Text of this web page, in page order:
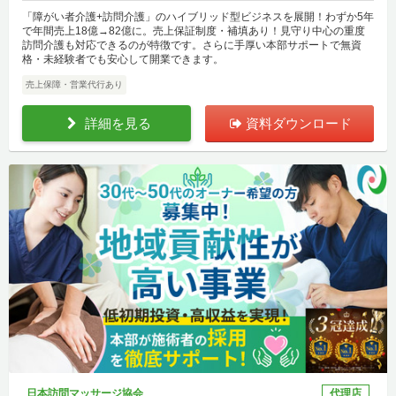
「障がい者介護+訪問介護」のハイブリッド型ビジネスを展開！わずか5年
で年間売上18億→82億に。売上保証制度・補填あり！見守り中心の重度
訪問介護も対応できるのが特徴です。さらに手厚い本部サポートで無資
格・未経験者でも安心して開業できます。
売上保障・営業代行あり
詳細を見る 資料ダウンロード
日本訪問マッサージ協会 代理店